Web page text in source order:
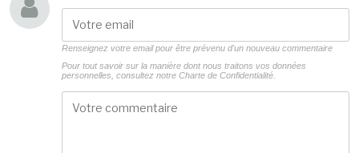
Renseignez votre email pour être prévenu d'un nouveau commentaire
Pour tout savoir sur la manière dont nous traitons vos données
personnelles, consultez notre Charte de Confidentialité.